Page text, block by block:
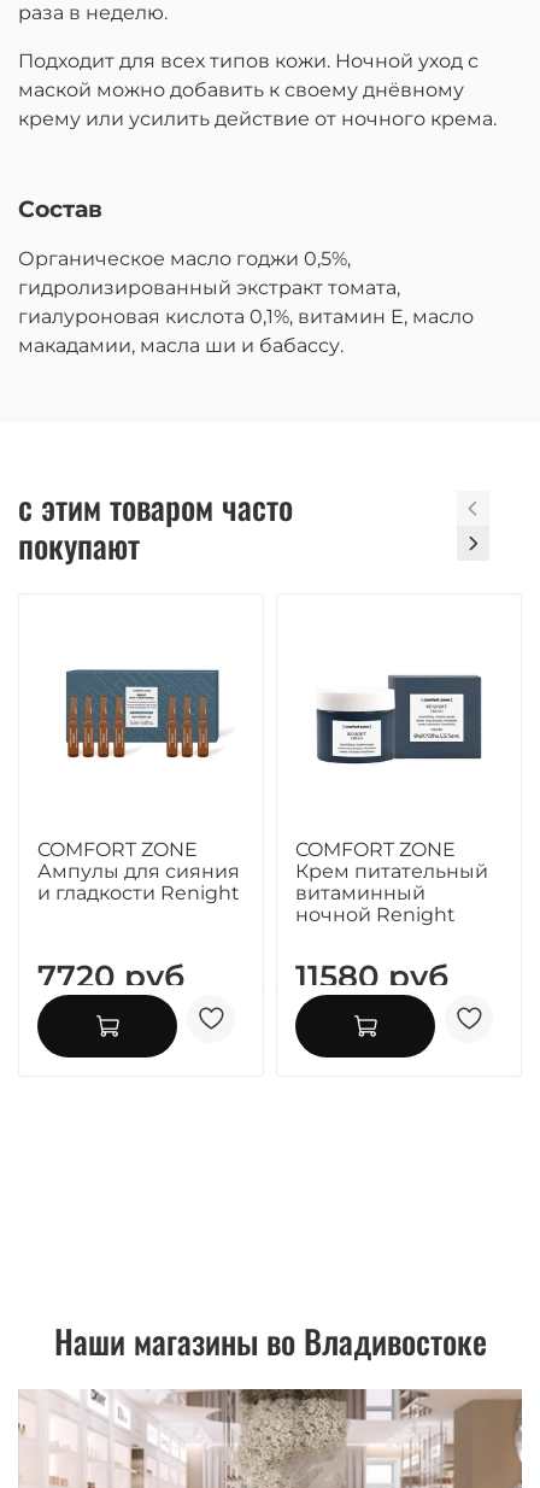
раза в неделю.
Подходит для всех типов кожи. Ночной уход с
маской можно добавить к своему днёвному
крему или усилить действие от ночного крема.
Состав
Органическое масло годжи 0,5%,
гидролизированный экстракт томата,
гиалуроновая кислота 0,1%, витамин E, масло
макадамии, масла ши и бабассу.
с этим товаром часто
покупают
COMFORT ZONE
Ампулы для сияния
и гладкости Renight
7720 руб
COMFORT ZONE
Крем питательный
витаминный
ночной Renight
11580 руб
Наши магазины во Владивостоке